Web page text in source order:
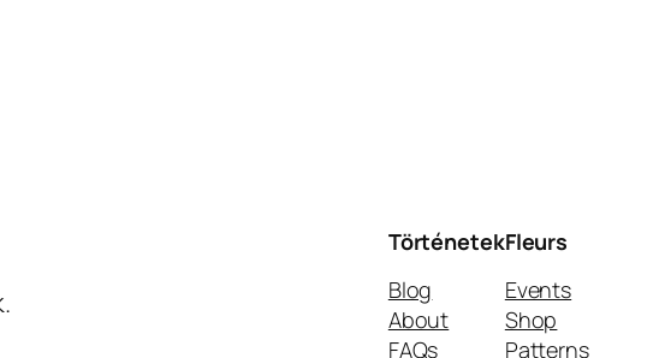
Történetek
Blog
About
FAQs
Fleurs
Events
Shop
Patterns